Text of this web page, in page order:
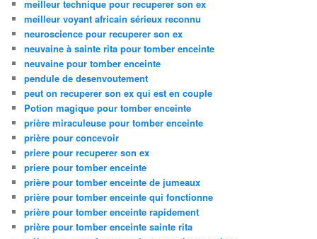
meilleur technique pour recuperer son ex
meilleur voyant africain sérieux reconnu
neuroscience pour recuperer son ex
neuvaine à sainte rita pour tomber enceinte
neuvaine pour tomber enceinte
pendule de desenvoutement
peut on recuperer son ex qui est en couple
Potion magique pour tomber enceinte
prière miraculeuse pour tomber enceinte
prière pour concevoir
priere pour recuperer son ex
priere pour tomber enceinte
prière pour tomber enceinte de jumeaux
prière pour tomber enceinte qui fonctionne
prière pour tomber enceinte rapidement
prière pour tomber enceinte sainte rita